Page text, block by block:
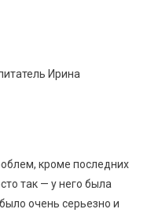
Ирина
кроме последних
так — у него была
очень серьезно и